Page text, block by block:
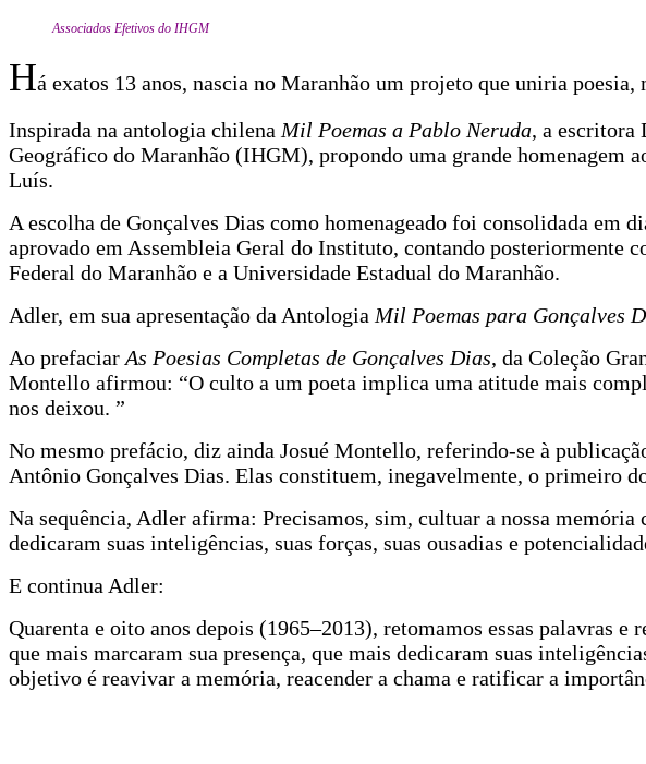
Associados Efetivos do IHGM
Há exatos 13 anos, nascia no Maranhão um projeto que uniria poesia,
Inspirada na antologia chilena Mil Poemas a Pablo Neruda, a escritora
Geográfico do Maranhão (IHGM), propondo uma grande homenagem
Luís.
A escolha de Gonçalves Dias como homenageado foi consolidada
aprovado em Assembleia Geral do Instituto, contando posteriormente
Federal do Maranhão e a Universidade Estadual do Maranhão.
Adler, em sua apresentação da Antologia Mil Poemas para Gonçalves
Ao prefaciar As Poesias Completas de Gonçalves Dias, da Coleção
Montello afirmou: “O culto a um poeta implica uma atitude mais
nos deixou. ”
No mesmo prefácio, diz ainda Josué Montello, referindo-se à
Antônio Gonçalves Dias. Elas constituem, inegavelmente, o primeiro
Na sequência, Adler afirma: Precisamos, sim, cultuar a nossa memória
dedicaram suas inteligências, suas forças, suas ousadias e
E continua Adler:
Quarenta e oito anos depois (1965–2013), retomamos essas palavras
que mais marcaram sua presença, que mais dedicaram suas
objetivo é reavivar a memória, reacender a chama e ratificar a